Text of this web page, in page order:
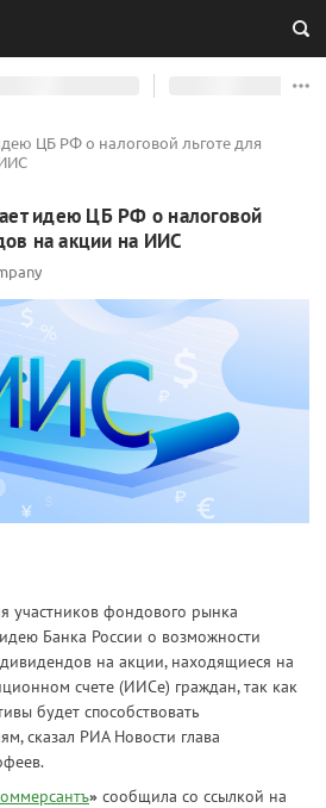
ЦБ РФ о налоговой льготе для
идею ЦБ РФ о налоговой
на акции на ИИС
участников фондового рынка
Банка России о возможности
на акции, находящиеся на
счете (ИИСе) граждан, так как
будет способствовать
сказал РИА Новости глава
» сообщила со ссылкой на